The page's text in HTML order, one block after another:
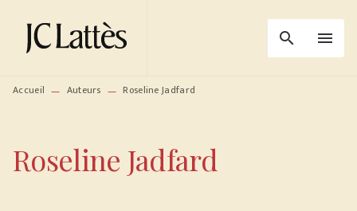
MENU RECHERCHE
PIED DE PAGE
search menu
Accueil — Auteurs — Roseline Jadfard
Roseline Jadfard